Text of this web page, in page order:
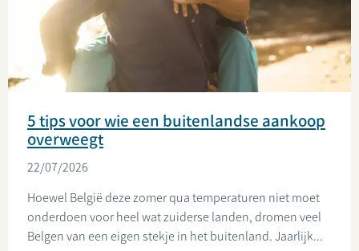
5 tips voor wie een buitenlandse aankoop
overweegt
22/07/2026
Hoewel België deze zomer qua temperaturen niet moet
onderdoen voor heel wat zuiderse landen, dromen veel
Belgen van een eigen stekje in het buitenland. Jaarlijk...